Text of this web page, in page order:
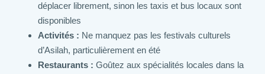
déplacer librement, sinon les taxis et bus locaux sont
disponibles
Activités : Ne manquez pas les festivals culturels
d’Asilah, particulièrement en été
Restaurants : Goûtez aux spécialités locales dans la